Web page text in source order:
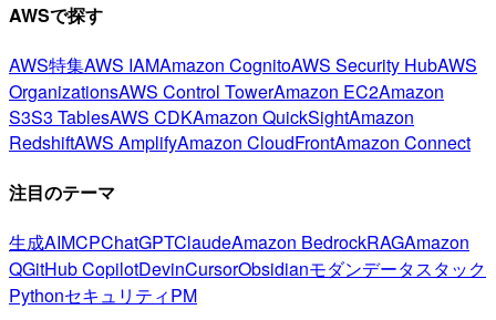
AWSで探す
AWS特集AWS IAMAmazon CognitoAWS Security HubAWS
OrganizationsAWS Control TowerAmazon EC2Amazon
S3S3 TablesAWS CDKAmazon QuickSightAmazon
RedshiftAWS AmplifyAmazon CloudFrontAmazon Connect
注目のテーマ
生成AIMCPChatGPTClaudeAmazon BedrockRAGAmazon
QGitHub CopilotDevinCursorObsidianモダンデータスタック
PythonセキュリティPM